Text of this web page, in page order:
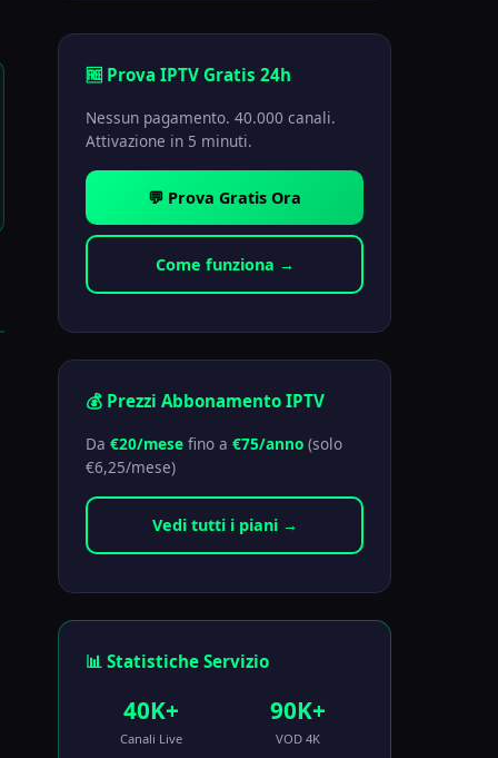
🆓 Prova IPTV Gratis 24h
Nessun pagamento. 40.000 canali.
Attivazione in 5 minuti.
💬 Prova Gratis Ora
Come funziona →
💰 Prezzi Abbonamento IPTV
Da €20/mese fino a €75/anno (solo
€6,25/mese)
Vedi tutti i piani →
📊 Statistiche Servizio
40K+
Canali Live
90K+
VOD 4K